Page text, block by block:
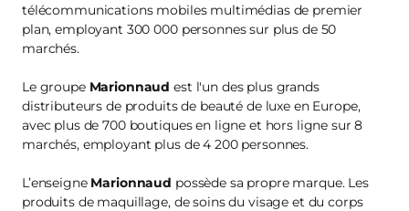
télécommunications mobiles multimédias de premier
plan, employant 300 000 personnes sur plus de 50
marchés.
Le groupe Marionnaud est l'un des plus grands
distributeurs de produits de beauté de luxe en Europe,
avec plus de 700 boutiques en ligne et hors ligne sur 8
marchés, employant plus de 4 200 personnes.
L’enseigne Marionnaud possède sa propre marque. Les
produits de maquillage, de soins du visage et du corps